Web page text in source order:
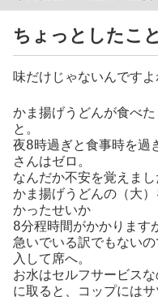
ちょっとしたこと
味だけじゃないんですよ
かま揚げうどんが食べ
と。
夜8時過ぎと食事時を過
さんはゼロ。
なんだか不安を覚えまし
かま揚げうどんの（大
かったせいか
8分程時間がかかります
急いでいる訳でもない
入して席へ。
お水はセルフサービス
に取ると、コップにはサ